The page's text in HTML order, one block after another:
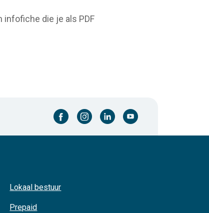
infofiche die je als PDF
facebook-cirkel instagram-cirkel linkedin-cirkel youtube-cirkel
Lokaal bestuur
Prepaid